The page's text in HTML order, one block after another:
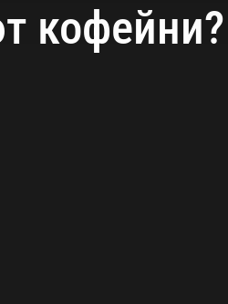
кофейни?